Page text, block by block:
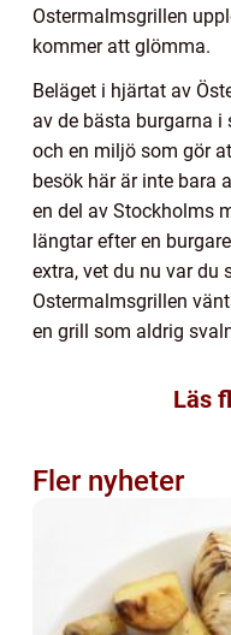
Ostermalmsgrillen
kommer att glömma.
Beläget i hjärtat av
av de bästa burgarna i
och en miljö som gör
besök här är inte bara
en del av Stockholms
längtar efter en
extra, vet du nu var du
Ostermalmsgrillen
en grill som aldrig
Läs
Fler nyheter